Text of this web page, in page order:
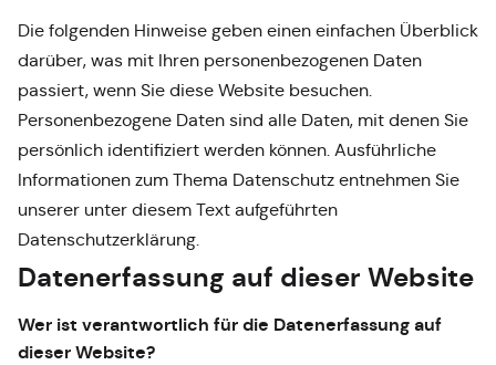
Die folgenden Hinweise geben einen einfachen Überblick
darüber, was mit Ihren personenbezogenen Daten
passiert, wenn Sie diese Website besuchen.
Personenbezogene Daten sind alle Daten, mit denen Sie
persönlich identifiziert werden können. Ausführliche
Informationen zum Thema Datenschutz entnehmen Sie
unserer unter diesem Text aufgeführten
Datenschutzerklärung.
Datenerfassung auf dieser Website
Wer ist verantwortlich für die Datenerfassung auf
dieser Website?